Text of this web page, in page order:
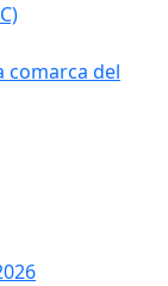
comarca del